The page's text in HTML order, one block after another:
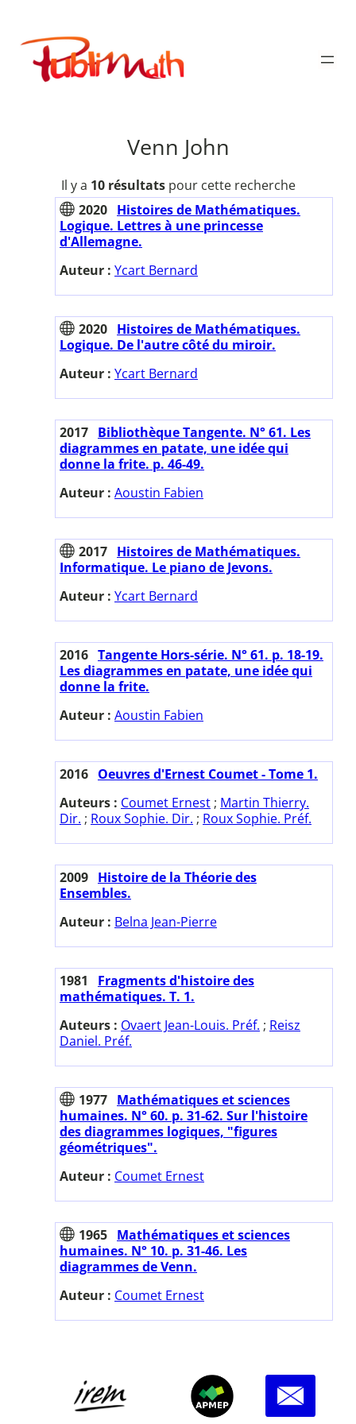
contenu
Publimath
Venn John
Il y a 10 résultatspour cette recherche
2020 Histoires de Mathématiques.
Logique. Lettres à une princesse
d'Allemagne.
Auteur : Ycart Bernard
2020 Histoires de Mathématiques.
Logique. De l'autre côté du miroir.
Auteur : Ycart Bernard
2017 Bibliothèque Tangente. N° 61. Les
diagrammes en patate, une idée qui
donne la frite. p. 46-49.
Auteur : Aoustin Fabien
2017 Histoires de Mathématiques.
Informatique. Le piano de Jevons.
Auteur : Ycart Bernard
2016 Tangente Hors-série. N° 61. p. 18-19.
Les diagrammes en patate, une idée qui
donne la frite.
Auteur : Aoustin Fabien
2016 Oeuvres d'Ernest Coumet - Tome 1.
Auteurs : Coumet Ernest ; Martin Thierry.
Dir. ; Roux Sophie. Dir. ; Roux Sophie. Préf.
2009 Histoire de la Théorie des
Ensembles.
Auteur : Belna Jean-Pierre
1981
Fragments d'histoire des
mathématiques. T. 1.
Auteurs : Ovaert Jean-Louis. Préf. ; Reisz
Daniel. Préf.
1977 Mathématiques et sciences
humaines. N° 60. p. 31-62. Sur l'histoire
des diagrammes logiques, "figures
géométriques".
Auteur : Coumet Ernest
1965 Mathématiques et sciences
humaines. N° 10. p. 31-46. Les
diagrammes de Venn.
Auteur : Coumet Ernest